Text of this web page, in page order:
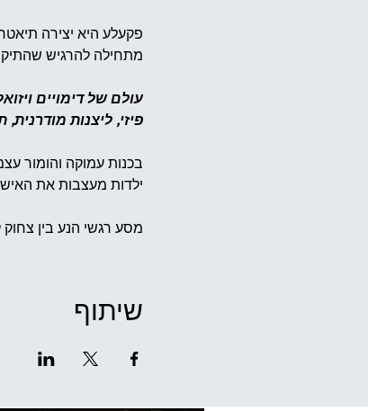
פקעלע היא יצירה
מתחילה להרגיש
עולם של דימויים
פיזי, ליצנות
בכנות עמוקה והומור
ילדות מעצבות את
מסע רגשי הנע בין
שיתוף